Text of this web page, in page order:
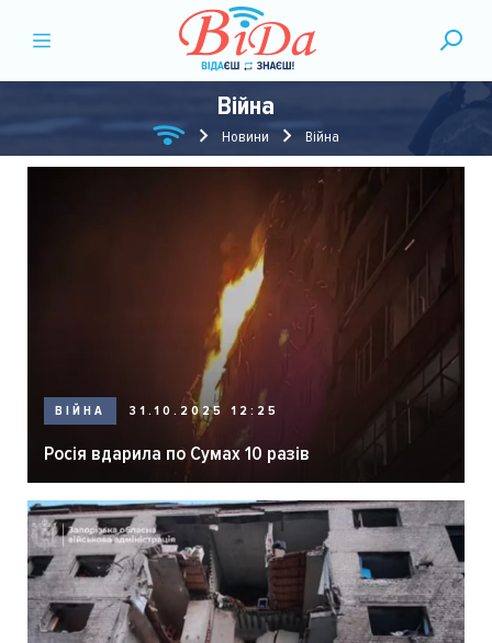
Війна
Новини Війна
ВІЙНА 31.10.2025 12:25
Росія вдарила по Сумах 10 разів